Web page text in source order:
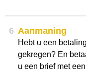
6 Aanmaning
Hebt u een
gekregen? En
u een brief met